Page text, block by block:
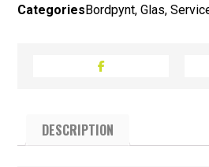
Categories Bordpynt,Glas,
DESCRIPTION